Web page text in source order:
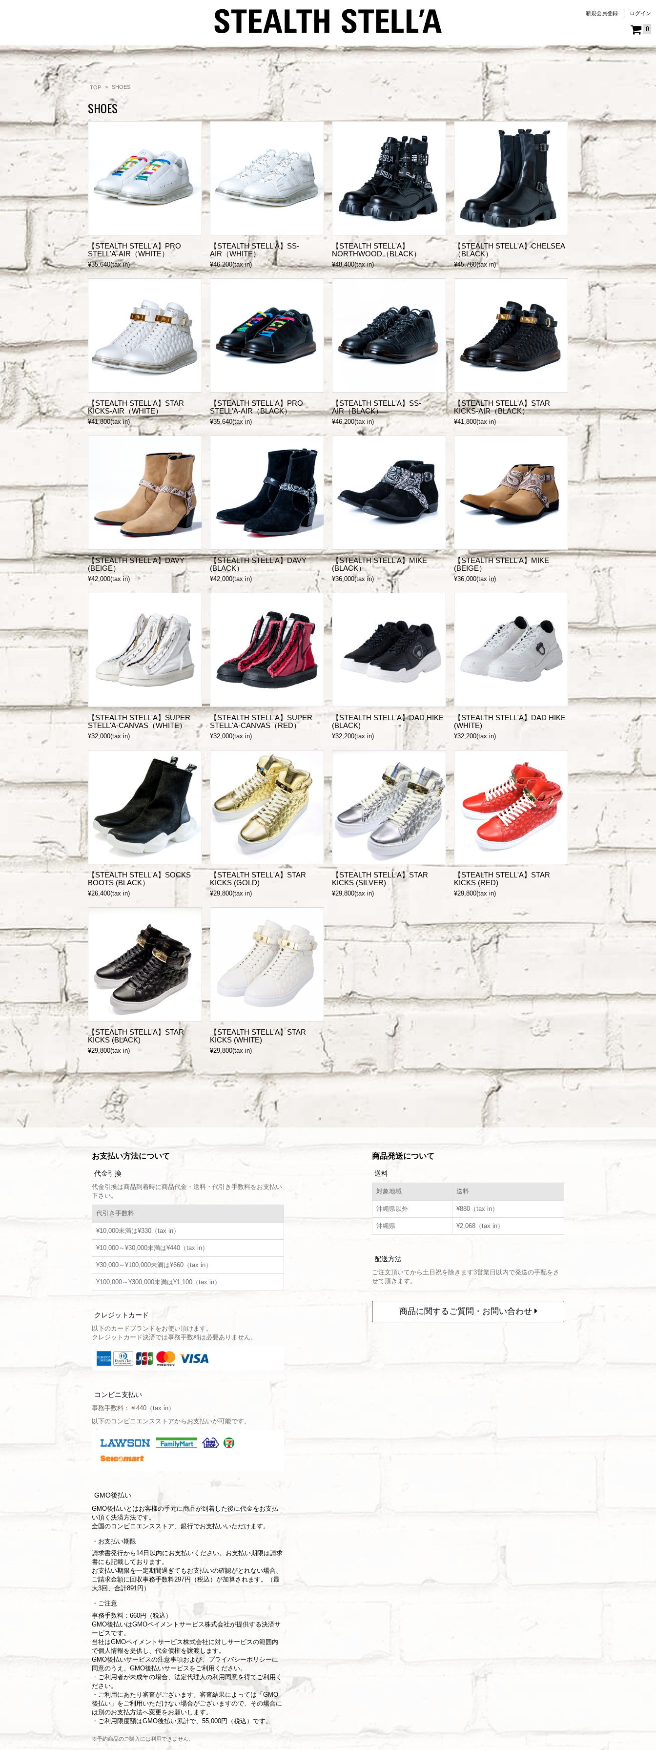
新規会員登録 ログイン
0
TOP SHOES
SHOES
【STEALTH STELL'A】PRO
STELL'A-AIR（WHITE）
¥35,640(tax in)
【STEALTH STELL'A】SS-
AIR（WHITE）
¥46,200(tax in)
【STEALTH STELL'A】
NORTHWOOD（BLACK）
¥48,400(tax in)
【STEALTH STELL'A】CHELSEA
（BLACK）
¥45,760(tax in)
【STEALTH STELL'A】STAR
KICKS-AIR（WHITE）
¥41,800(tax in)
【STEALTH STELL'A】PRO
STELL'A-AIR（BLACK）
¥35,640(tax in)
【STEALTH STELL'A】SS-
AIR（BLACK）
¥46,200(tax in)
【STEALTH STELL'A】STAR
KICKS-AIR（BLACK）
¥41,800(tax in)
【STEALTH STELL'A】DAVY
(BEIGE）
¥42,000(tax in)
【STEALTH STELL'A】DAVY
(BLACK）
¥42,000(tax in)
【STEALTH STELL'A】MIKE
(BLACK）
¥36,000(tax in)
【STEALTH STELL'A】MIKE
(BEIGE）
¥36,000(tax in)
【STEALTH STELL'A】SUPER
STELL'A-CANVAS（WHITE）
¥32,000(tax in)
【STEALTH STELL'A】SUPER
STELL'A-CANVAS（RED）
¥32,000(tax in)
【STEALTH STELL'A】DAD HIKE
(BLACK)
¥32,200(tax in)
【STEALTH STELL'A】DAD HIKE
(WHITE)
¥32,200(tax in)
【STEALTH STELL'A】SOCKS
BOOTS (BLACK）
¥26,400(tax in)
【STEALTH STELL'A】STAR
KICKS (GOLD)
¥29,800(tax in)
【STEALTH STELL'A】STAR
KICKS (SILVER)
¥29,800(tax in)
【STEALTH STELL'A】STAR
KICKS (RED)
¥29,800(tax in)
【STEALTH STELL'A】STAR
KICKS (BLACK)
¥29,800(tax in)
【STEALTH STELL'A】STAR
KICKS (WHITE)
¥29,800(tax in)
お支払い方法について
代金引換
代金引換は商品到着時に商品代金・送料・代引き手数料をお支払い
下さい。
代引き手数料
¥10,000未満は¥330（tax in）
¥10,000～¥30,000未満は¥440（tax in）
¥30,000～¥100,000未満は¥660（tax in）
¥100,000～¥300,000未満は¥1,100（tax in）
クレジットカード
以下のカードブランドをお使い頂けます。
クレジットカード決済では事務手数料は必要ありません。
コンビニ支払い
事務手数料：￥440（tax in）
以下のコンビニエンスストアからお支払いが可能です。
GMO後払い
GMO後払いとはお客様の手元に商品が到着した後に代金をお支払
い頂く決済方法です。
全国のコンビニエンスストア、銀行でお支払いいただけます。
お支払い期限
請求書発行から14日以内にお支払いください。お支払い期限は請求
書にも記載しております。
お支払い期限を一定期間過ぎてもお支払いの確認がとれない場合、
ご請求金額に回収事務手数料297円（税込）が加算されます。（最
大3回、合計891円）
ご注意
事務手数料：660円（税込）
GMO後払いはGMOペイメントサービス株式会社が提供する決済サ
ービスです。
当社はGMOペイメントサービス株式会社に対しサービスの範囲内
で個人情報を提供し、代金債権を譲渡します。
GMO後払いサービスの注意事項および、 プライバシーポリシーに
同意のうえ、GMO後払いサービスをご利用ください。
・ご利用者が未成年の場合、法定代理人の利用同意を得てご利用く
ださい。
・ご利用にあたり審査がございます。審査結果によっては「GMO
後払い」をご利用いただけない場合がございますので、その場合に
は別のお支払方法へ変更をお願いします。
・ご利用限度額はGMO後払い累計で、55,000円（税込）です。
※予約商品のご購入には利用できません。
商品発送について
送料
対象地域 送料
沖縄県以外 ¥880（tax in）
沖縄県 ¥2,068（tax in）
配送方法
ご注文頂いてから土日祝を除きます3営業日以内で発送の手配をさ
せて頂きます。
商品に関するご質問・お問い合わせ